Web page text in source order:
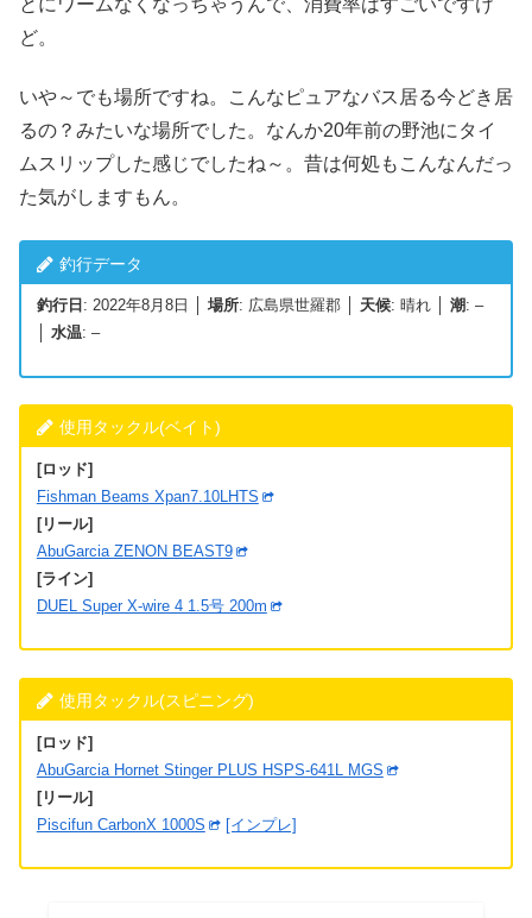
ど。
いや～でも場所ですね。こんなピュアなバス居る今どき居
るの？みたいな場所でした。なんか20年前の野池にタイ
ムスリップした感じでしたね～。昔は何処もこんなんだっ
た気がしますもん。
釣行データ
釣行日 : 2022年8月8日 │ 場所: 広島県世羅郡 │ 天候: 晴れ │ 潮: –
水温: –
使用タックル(ベイト)
[ロッド]
Fishman Beams Xpan7.10LHTS
[リール]
AbuGarcia ZENON BEAST9
[ライン]
DUEL Super X-wire 4 1.5号 200m
使用タックル(スピニング)
[ロッド]
AbuGarcia Hornet Stinger PLUS HSPS-641L MGS
[リール]
Piscifun CarbonX 1000S
[インプレ]